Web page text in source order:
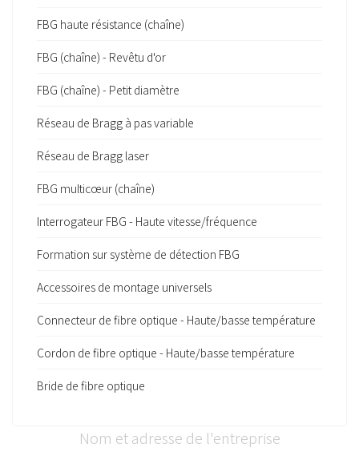
FBG haute résistance (chaîne)
FBG (chaîne) - Revêtu d'or
FBG (chaîne) - Petit diamètre
Réseau de Bragg à pas variable
Réseau de Bragg laser
FBG multicœur (chaîne)
Interrogateur FBG - Haute vitesse/fréquence
Formation sur système de détection FBG
Accessoires de montage universels
Connecteur de fibre optique - Haute/basse température
Cordon de fibre optique - Haute/basse température
Bride de fibre optique
Nom et adresse de l'entreprise